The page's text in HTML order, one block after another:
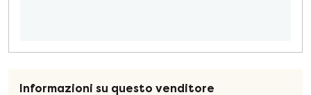
Informazioni su questo venditore